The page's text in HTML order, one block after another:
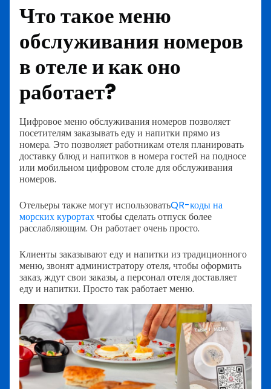
Что такое меню
обслуживания номеров
в отеле и как оно
работает?
Цифровое меню обслуживания номеров позволяет
посетителям заказывать еду и напитки прямо из
номера. Это позволяет работникам отеля планировать
доставку блюд и напитков в номера гостей на подносе
или мобильном цифровом столе для обслуживания
номеров.
Отельеры также могут использоватьQR-коды на
морских курортахчтобы сделать отпуск более
расслабляющим. Он работает очень просто.
Клиенты заказывают еду и напитки из традиционного
меню, звонят администратору отеля, чтобы оформить
заказ, ждут свои заказы, а персонал отеля доставляет
еду и напитки. Просто так работает меню.